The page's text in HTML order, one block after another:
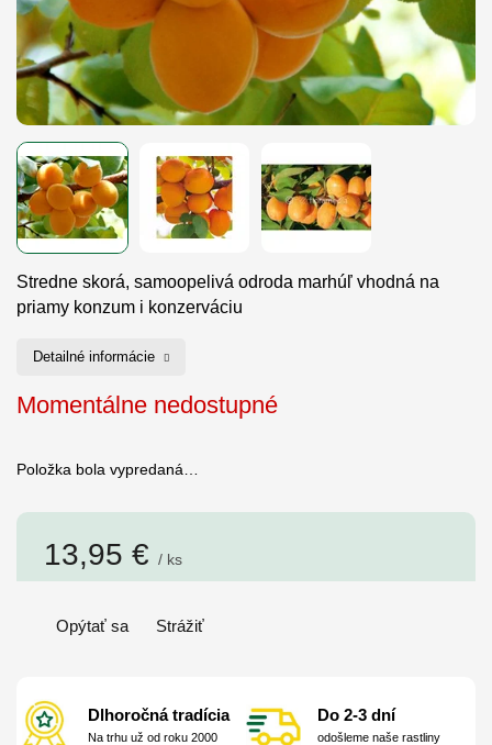
13,95 € / ks
Momentálne nedostupné
Položka bola vypredaná…
Stredne skorá, samoopelivá odroda marhúľ vhodná na
priamy konzum i konzerváciu
Detailné informácie
Opýtať sa Strážiť
Dlhoročná tradícia
Na trhu už od roku 2000
Do 2-3 dní
odošleme naše rastliny